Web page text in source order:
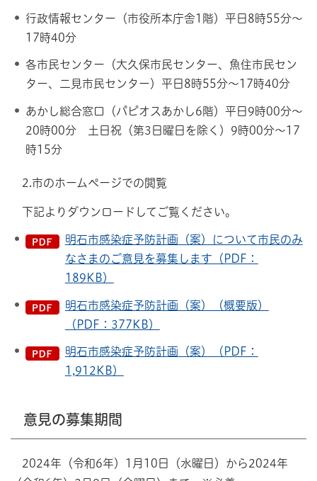
行政情報センター（市役所本庁舎1階）平日8時55分～
17時40分
各市民センター（大久保市民センター、魚住市民セン
ター、二見市民センター）平日8時55分～17時40分
あかし総合窓口（パピオスあかし6階）平日9時00分～
20時00分 土日祝（第3日曜日を除く）9時00分～17
時15分
2.市のホームページでの閲覧
下記よりダウンロードしてご覧ください。
明石市感染症予防計画（案）について市民のみ
なさまのご意見を募集します（PDF：
189KB）
明石市感染症予防計画（案）（概要版）
（PDF：377KB）
明石市感染症予防計画（案）（PDF：
1,912KB）
意見の募集期間
2024年（令和6年）1月10日（水曜日）から2024年